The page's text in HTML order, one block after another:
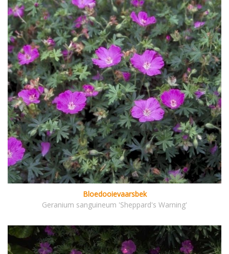
Bloedooievaarsbek
Geranium sanguineum 'Sheppard's Warning'